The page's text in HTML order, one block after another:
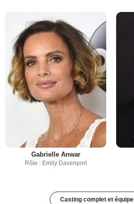
Gabrielle Anwar
Rôle : Emily Davenport
Casting complet et